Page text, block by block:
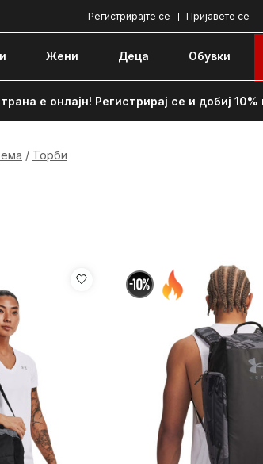
Пријавете се
Регистрирајте се
Жени Децa Обувки
е онлајн! Регистрирај се и добиј 10%
Торби